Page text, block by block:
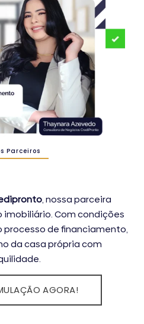
Parceiros
, nossa parceira
Com condições
processo de financiamento,
da casa própria com
AGORA!